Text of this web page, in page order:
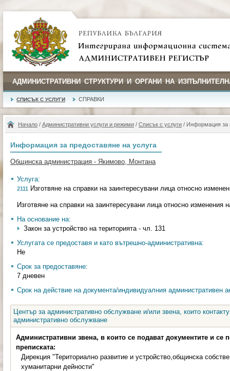
АДМИНИСТРАТИВНИ СТРУКТУРИ И ОРГАНИ НА
СПИСЪК С УСЛУГИ СПРАВКИ
Начало / Административни услуги и режими / Списък с услуги / Информация за
Информация за предоставяне на услуга
Общинска администрация - Якимово, Монтана
Услуга:
2111 Изготвяне на справки на заинтересувани лица относно
Изготвяне на справки на заинтересувани лица относно изменения
На основание на:
Закон за устройство на територията - чл. 131
Услугата се предоставя и като вътрешно-административна:
Не
Срок за предоставяне:
7 дневен
Срок на действие на документа/индивидуалния административен
Център за административно обслужване и/или звена, които
административно обслужване
Административни звена, в които се подават документите и се
преписката:
Дирекция "Териториално развитие и устройство,общинска
хуманитарни дейности"